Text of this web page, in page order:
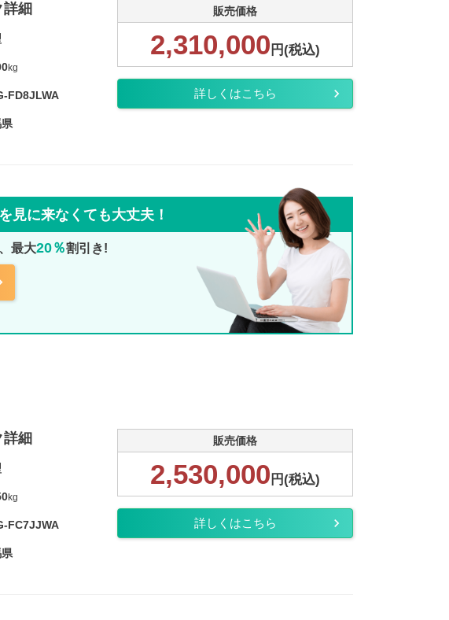
細
kg
FD8JLWA
販売価格
2,310,000 円(税込)
詳しくはこちら
見に来なくても大丈夫！
最大20％割引き!
細
kg
FC7JJWA
販売価格
2,530,000 円(税込)
詳しくはこちら